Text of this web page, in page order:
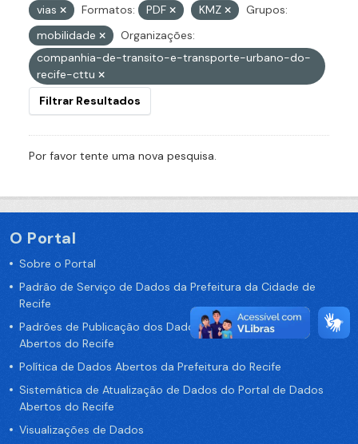
vias
Formatos: PDF KMZ
Grupos:
mobilidade
Organizações:
companhia-de-transito-e-transporte-urbano-do-
recife-cttu
Filtrar Resultados
Por favor tente uma nova pesquisa.
O Portal
Sobre o Portal
Padrão de Serviço de Dados da Prefeitura da Cidade de
Recife
Padrões de Publicação dos Dados no Portal de Dados
Abertos do Recife
Política de Dados Abertos da Prefeitura do Recife
Sistemática de Atualização de Dados do Portal de Dados
Abertos do Recife
Visualizações de Dados